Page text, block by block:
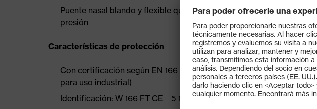
Puente nasal blando y flexible que se adapta al usuario y garantiza
presión
Características de protección
Con certificación según EN 166 (protección ocular individual) y EN
para uso industrial)
Identificación: W 166 FT CE – 5-1,4 W1 FTKN CE